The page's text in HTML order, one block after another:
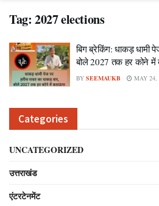
Tag: 2027 elections
बिग ब्रेकिंग: धाकड़ धामी
बोले 2027 तक हर कोने में
BY SEEMAUKB MAY 24,
Categories
UNCATEGORIZED
उत्तराखंड
एंटरटेनमेंट